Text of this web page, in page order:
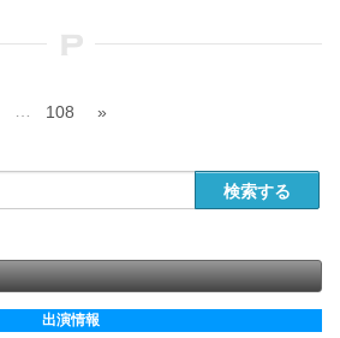
108 »
出演情報